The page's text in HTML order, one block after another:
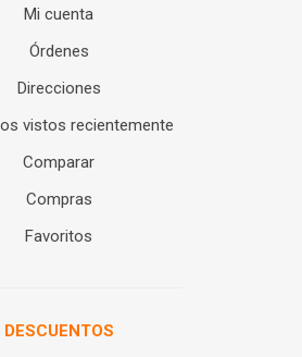
Mi cuenta
Órdenes
Direcciones
vistos recientemente
Comparar
Compras
Favoritos
DESCUENTOS